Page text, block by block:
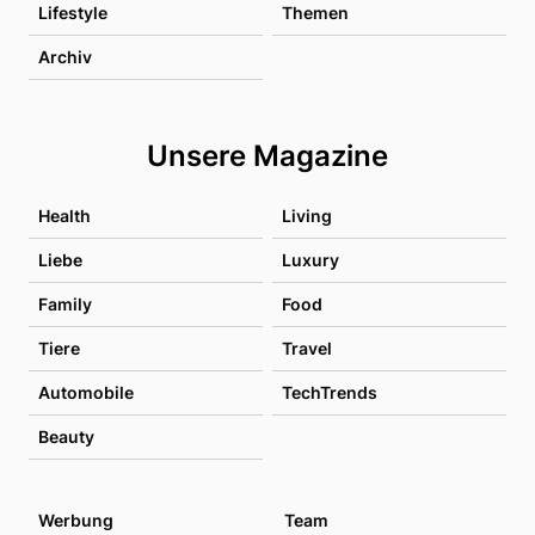
Lifestyle Themen
Archiv
Unsere Magazine
Health Living
Liebe Luxury
Family Food
Tiere Travel
Automobile TechTrends
Beauty
Werbung Team